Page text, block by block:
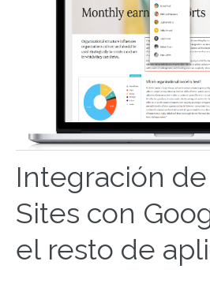
Integración
Sites con
el resto de